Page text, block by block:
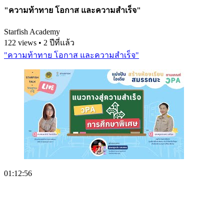
"ความท้าทาย โอกาส และความสำเร็จ"
Starfish Academy
122 views • 2 ปีที่แล้ว
"ความท้าทาย โอกาส และความสำเร็จ"
01:12:56